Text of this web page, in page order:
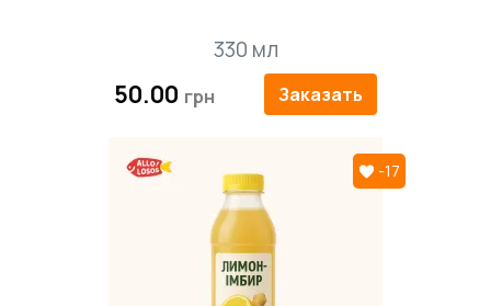
330 мл
50.00 Заказать
-17